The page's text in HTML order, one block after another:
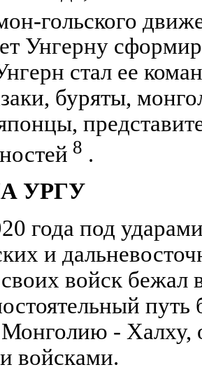
гольского
Унгерну
стал ее
буряты,
8 .
УРГУ
года под
и
своих войск
- Халху,
войсками.